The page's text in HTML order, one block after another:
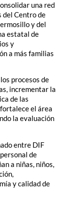
una red
del Centro de
y del
estatal de
y
a más familias
procesos de
incrementar la
de las
el área
la evaluación
entre DIF
de
a niñas, niños,
y calidad de